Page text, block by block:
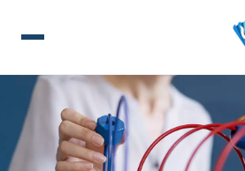
ANA SAYFA